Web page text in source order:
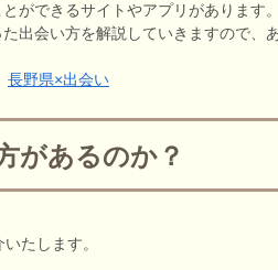
ができるサイトやアプリがあります
出会い方を解説していきますので、
長野県×出会い
があるのか？
たします。